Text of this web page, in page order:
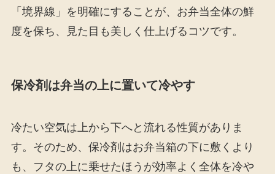
「境界線」を明確にすることが、お弁当全体の鮮
度を保ち、見た目も美しく仕上げるコツです。
保冷剤は弁当の上に置いて冷やす
冷たい空気は上から下へと流れる性質がありま
す。そのため、保冷剤はお弁当箱の下に敷くより
も、フタの上に乗せたほうが効率よく全体を冷や